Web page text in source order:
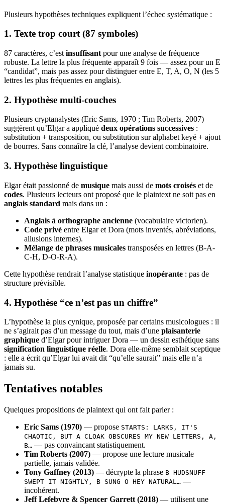
Plusieurs hypothèses techniques expliquent l’échec systématique :
1. Texte trop court (87 symboles)
87 caractères, c’est insuffisant pour une analyse de fréquence
robuste. La lettre la plus fréquente apparaît 9 fois — assez pour un E
“candidat”, mais pas assez pour distinguer entre E, T, A, O, N (les 5
lettres les plus fréquentes en anglais).
2. Hypothèse multi-couches
Plusieurs cryptanalystes (Eric Sams, 1970 ; Tim Roberts, 2007)
suggèrent qu’Elgar a appliqué deux opérations successives :
substitution + transposition, ou substitution sur alphabet keyé + ajout
de bourres. Sans connaître la clé, l’analyse devient combinatoire.
3. Hypothèse linguistique
Elgar était passionné de musique mais aussi de mots croisés et de
codes. Plusieurs lecteurs ont proposé que le plaintext ne soit pas en
anglais standard mais dans un :
Anglais à orthographe ancienne (vocabulaire victorien).
Code privé entre Elgar et Dora (mots inventés, abréviations,
allusions internes).
Mélange de phrases musicales transposées en lettres (B-A-
C-H, D-O-R-A).
Cette hypothèse rendrait l’analyse statistique inopérante : pas de
structure prévisible.
4. Hypothèse “ce n’est pas un chiffre”
L’hypothèse la plus cynique, proposée par certains musicologues : il
ne s’agirait pas d’un message du tout, mais d’une plaisanterie
graphique d’Elgar pour intriguer Dora — un dessin esthétique sans
signification linguistique réelle. Dora elle-même semblait sceptique
: elle a écrit qu’Elgar lui avait dit “qu’elle saurait” mais elle n’a
jamais su.
Tentatives notables
Quelques propositions de plaintext qui ont fait parler :
Eric Sams (1970) — propose STARTS: LARKS, IT'S
CHAOTIC, BUT A CLOAK OBSCURES MY NEW LETTERS, A,
B… — pas convaincant statistiquement.
Tim Roberts (2007) — propose une lecture musicale
partielle, jamais validée.
Tony Gaffney (2013) — décrypte la phrase B HUDSNUFF
SWEPT IT NIGHTLY, B SUNG O HEY NATURAL… —
incohérent.
Jeff Lefebvre & Spencer Garrett (2018) — utilisent une